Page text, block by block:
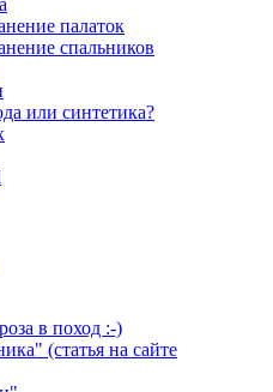
палаток
спальников
или синтетика?
в поход :-)
(статья на сайте